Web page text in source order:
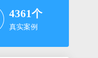
4361个
真实案例